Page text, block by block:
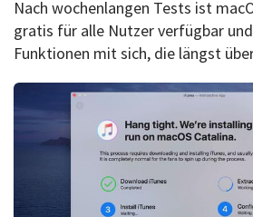
Nach wochenlangen Tests ist
gratis für alle Nutzer verfügbar
Funktionen mit sich, die längst